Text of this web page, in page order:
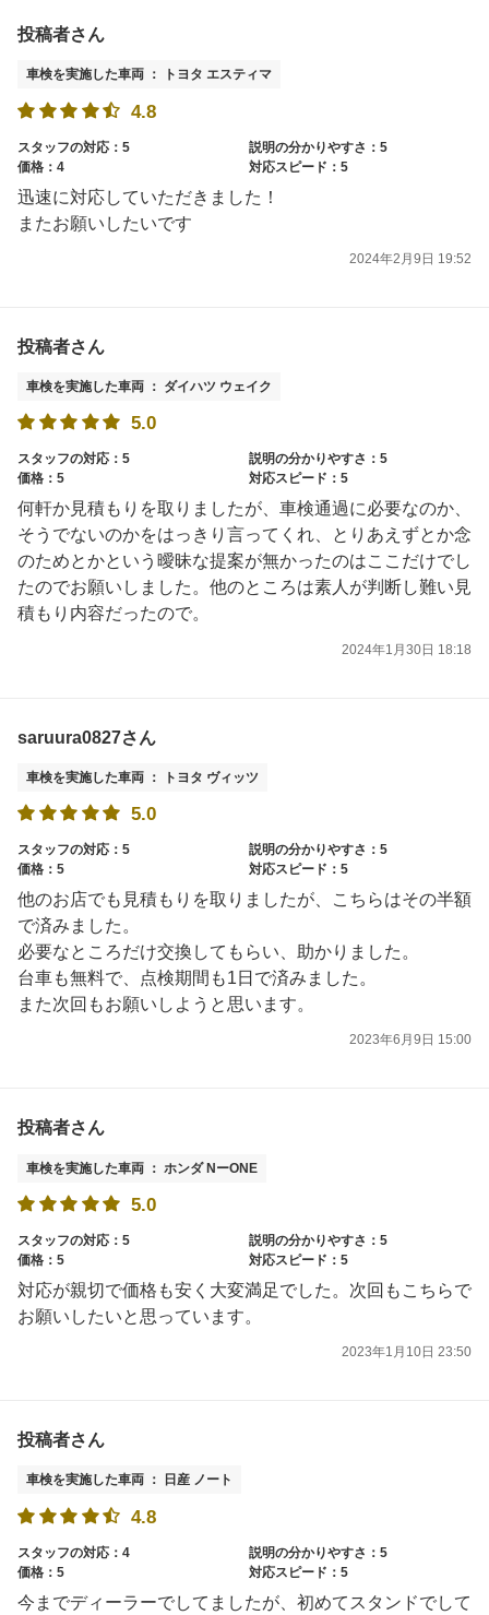
投稿者さん
車検を実施した車両 ： トヨタ エスティマ
4.8
スタッフの対応：5
説明の分かりやすさ：5
価格：4
対応スピード：5
迅速に対応していただきました！
またお願いしたいです
2024年2月9日 19:52
投稿者さん
車検を実施した車両 ： ダイハツ ウェイク
5.0
スタッフの対応：5
説明の分かりやすさ：5
価格：5
対応スピード：5
何軒か見積もりを取りましたが、車検通過に必要なのか、
そうでないのかをはっきり言ってくれ、とりあえずとか念
のためとかという曖昧な提案が無かったのはここだけでし
たのでお願いしました。他のところは素人が判断し難い見
積もり内容だったので。
2024年1月30日 18:18
saruura0827さん
車検を実施した車両 ： トヨタ ヴィッツ
5.0
スタッフの対応：5
説明の分かりやすさ：5
価格：5
対応スピード：5
他のお店でも見積もりを取りましたが、こちらはその半額
で済みました。
必要なところだけ交換してもらい、助かりました。
台車も無料で、点検期間も1日で済みました。
また次回もお願いしようと思います。
2023年6月9日 15:00
投稿者さん
車検を実施した車両 ： ホンダ NーONE
5.0
スタッフの対応：5
説明の分かりやすさ：5
価格：5
対応スピード：5
対応が親切で価格も安く大変満足でした。次回もこちらで
お願いしたいと思っています。
2023年1月10日 23:50
投稿者さん
車検を実施した車両 ： 日産 ノート
4.8
スタッフの対応：4
説明の分かりやすさ：5
価格：5
対応スピード：5
今までディーラーでしてましたが、初めてスタンドでして